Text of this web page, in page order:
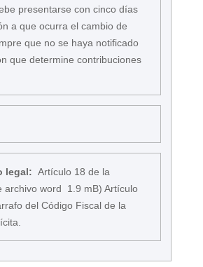
presentarse con cinco días
a que ocurra el cambio de
que no se haya notificado
que determine contribuciones
legal: Artículo 18 de la
archivo word 1.9 mB) Artículo
del Código Fiscal de la